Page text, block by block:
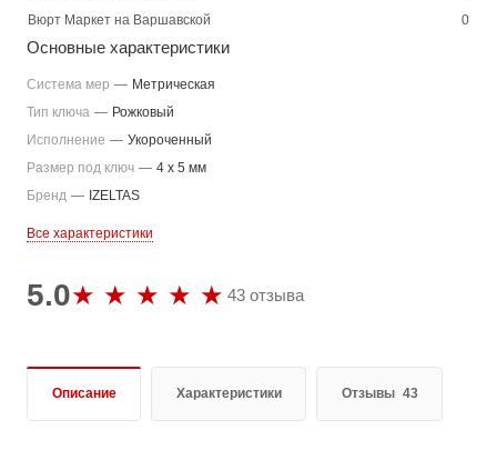
Вюрт Маркет на Варшавской
0
Основные характеристики
Система мер — Метрическая
Тип ключа — Рожковый
Исполнение — Укороченный
Размер под ключ — 4 x 5 мм
Бренд — IZELTAS
Все характеристики
5.0 43 отзыва
Описание Характеристики Отзывы 43